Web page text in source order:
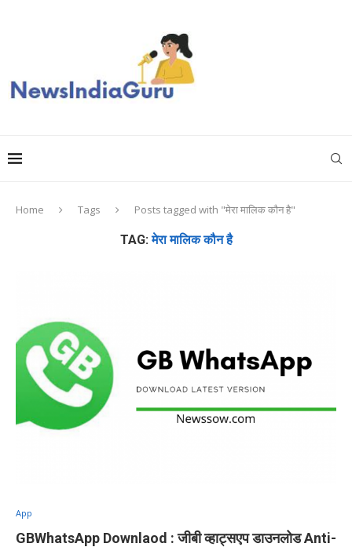
Home Tags Posts tagged with "मेरा मालिक कौन है"
TAG:मेरा मालिक कौन है
App
GBWhatsApp Downlaod : जीबी व्हाट्सएप डाउनलोड Anti-